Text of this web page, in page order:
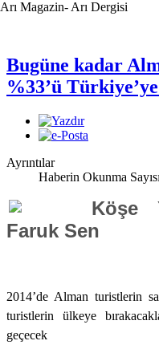
Arı Magazin- Arı Dergisi
Bugüne kadar
%33’ü
Ayrıntılar
Haberin Okunma
Köşe
Faruk Sen
2014’de Alman turistlerin
turistlerin ülkeye
geçecek